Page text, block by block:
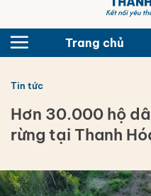
Trang chủ
Tin tức
Hơn 30.000 hộ
rừng tại Thanh